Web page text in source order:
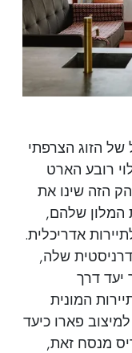
הזוג הצרפתי
רובע הארט
הזה שינו את
המלון שלהם,
אדריכלית.
שלה,
יעד דרך
המונית
פארו כיעד
מנסח זאת,